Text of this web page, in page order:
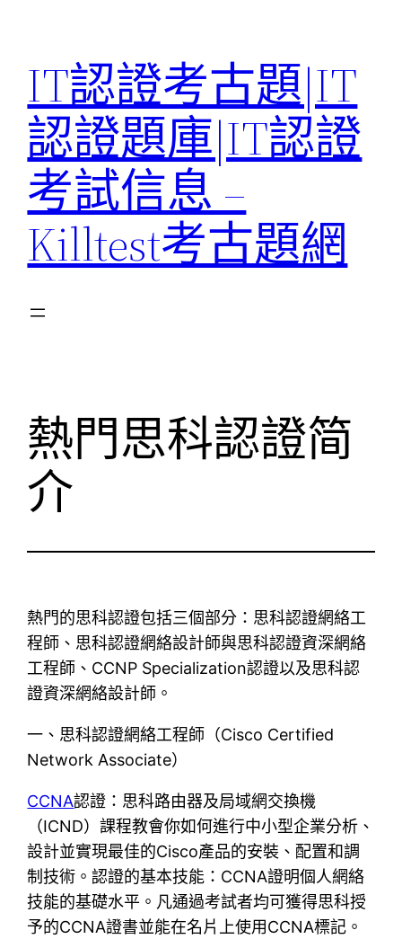
content
IT認證考古題|IT
認證題庫|IT認證
考試信息 –
Killtest考古題網
熱門思科認證简
介
熱門的思科認證包括三個部分：思科認證網絡工
程師、思科認證網絡設計師與思科認證資深網絡
工程師、CCNP Specialization認證以及思科認
證資深網絡設計師。
一、思科認證網絡工程師（Cisco Certified
Network Associate）
CCNA認證：思科路由器及局域網交換機
（ICND）課程教會你如何進行中小型企業分析、
設計並實現最佳的Cisco產品的安裝、配置和調
制技術。認證的基本技能：CCNA證明個人網絡
技能的基礎水平。凡通過考試者均可獲得思科授
予的CCNA證書並能在名片上使用CCNA標記。